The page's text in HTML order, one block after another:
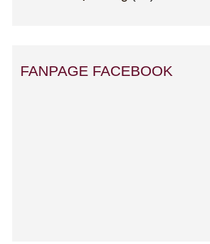
FANPAGE FACEBOOK